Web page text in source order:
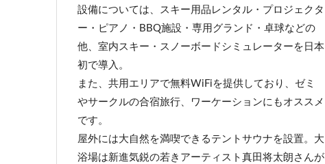
設備については、スキー用品レンタル・プロジェクタ
ー・ピアノ・BBQ施設・専用グランド・卓球などの
他、室内スキー・スノーボードシミュレーターを日本
初で導入。
また、共用エリアで無料WiFiを提供しており、ゼミ
やサークルの合宿旅行、ワーケーションにもオススメ
です。
屋外には大自然を満喫できるテントサウナを設置。大
浴場は新進気鋭の若きアーティスト真田将太朗さんが